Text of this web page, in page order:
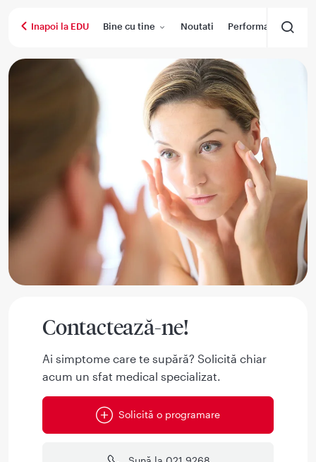
Inapoi la EDU Bine cu tine Noutati Performanta
Contactează-ne!
Ai simptome care te supără? Solicită chiar
acum un sfat medical specializat.
Solicită o programare